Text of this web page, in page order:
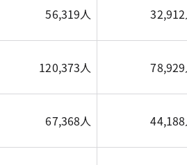
56,319人
120,373人
67,368人